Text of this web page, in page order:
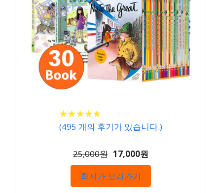
★★★★★
★★★★★
(495 개의 후기가 있습니다.)
25,000원 17,000원
최저가 보러가기